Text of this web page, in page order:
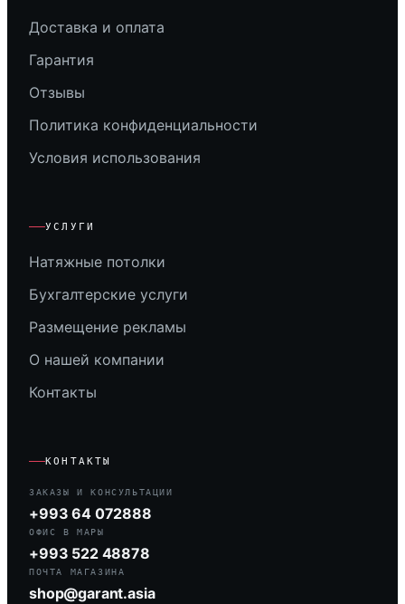
Доставка и оплата
Гарантия
Отзывы
Политика конфиденциальности
Условия использования
УСЛУГИ
Натяжные потолки
Бухгалтерские услуги
Размещение рекламы
О нашей компании
Контакты
КОНТАКТЫ
ЗАКАЗЫ И КОНСУЛЬТАЦИИ
+993 64 072888
ОФИС В МАРЫ
+993 522 48878
ПОЧТА МАГАЗИНА
shop@garant.asia